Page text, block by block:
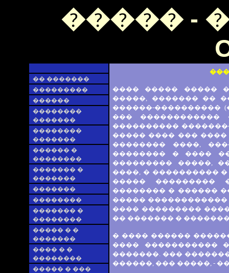
����� -
�� �������
���������
������
��������
�������
��������
�������
������ �
��������
������� �
�������
�������
��������
������� �
��������
����� � �
�������
���� � �
��������
����� � ���
���� ����� �����
�����, ������� ��
������-����������
���
����������
����� ���� ���
�������� ����,
�������� � ����
��������� �����,
����, � ����������
����� ���������
�������� � ������
����� ������������
���� ���������
�� ������� �
� ���� ������
���� �����������
�������. ���
������, ��� �����, -